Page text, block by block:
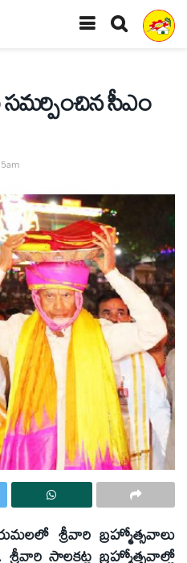
సమర్పించిన సీఎం
శ్రీవారి బ్రహ్మోత్సవాలు
సాలకట్ల బ్రహ్మోత్సవాల్లో